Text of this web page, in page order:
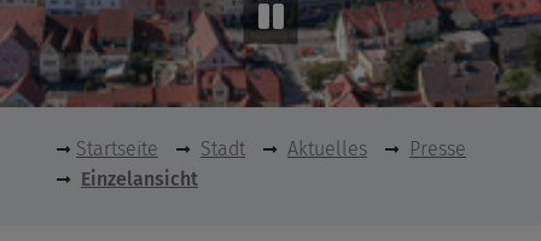
Startseite Stadt Aktuelles
Presse
Einzelansicht